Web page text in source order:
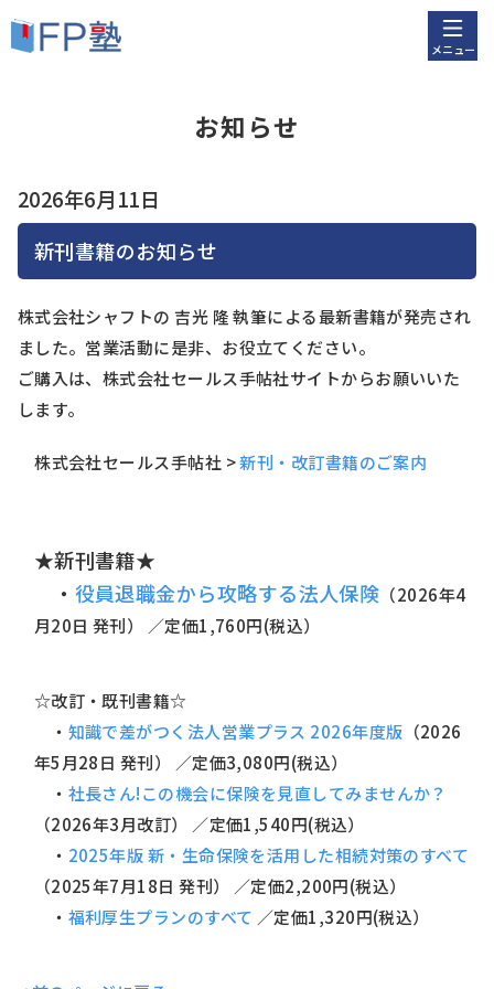
メニュー
お知らせ
2026年6月11日
新刊書籍のお知らせ
株式会社シャフトの 吉光 隆 執筆による最新書籍が発売され
ました。営業活動に是非、お役立てください。
ご購入は、株式会社セールス手帖社サイトからお願いいた
します。
株式会社セールス手帖社 >新刊・改訂書籍のご案内
★新刊書籍★
・ 役員退職金から攻略する法人保険 （2026年4
月20日 発刊） ／定価1,760円(税込）
☆改訂・既刊書籍☆
・ 知識で差がつく法人営業プラス 2026年度版 （2026
年5月28日 発刊） ／定価3,080円(税込）
・ 社長さん!この機会に保険を見直してみませんか？
（2026年3月改訂） ／定価1,540円(税込）
・ 2025年版 新・生命保険を活用した相続対策のすべて
（2025年7月18日 発刊） ／定価2,200円(税込）
・ 福利厚生プランのすべて ／定価1,320円(税込）